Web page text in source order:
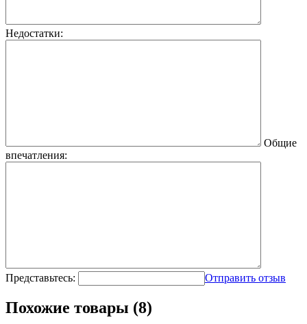
Недостатки:
Общие
впечатления:
Представьтесь: Отправить отзыв
Похожие товары (8)